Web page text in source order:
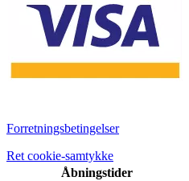
Forretningsbetingelser
Ret cookie-samtykke
Åbningstider